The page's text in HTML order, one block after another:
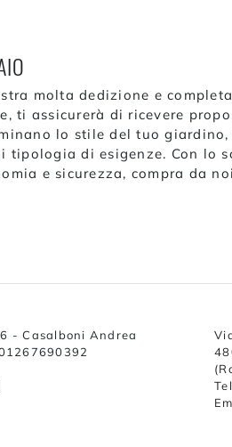
molta dedizione e
ti assicurerà di ricevere
lo stile del tuo
tipologia di esigenze. Con lo
e sicurezza, compra da
- Casalboni Andrea